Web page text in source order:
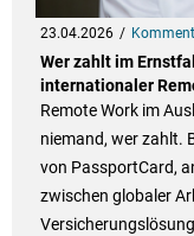
23.04.2026
Wer zahlt im
internationaler
Remote Work im
niemand, wer zahlt.
von PassportCard,
zwischen globaler